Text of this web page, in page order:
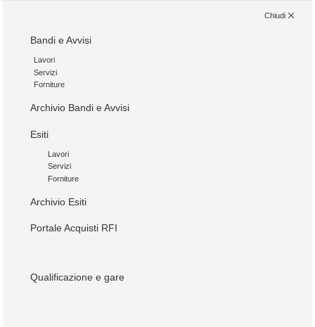
Chiudi
Bandi e Avvisi
Lavori
Servizi
Forniture
Archivio Bandi e Avvisi
Esiti
Lavori
Servizi
Forniture
Archivio Esiti
Portale Acquisti RFI
Qualificazione e gare